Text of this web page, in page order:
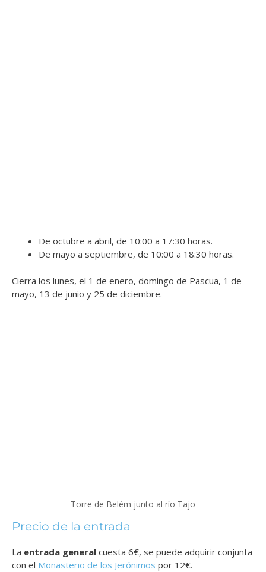
De octubre a abril, de 10:00 a 17:30 horas.
De mayo a septiembre, de 10:00 a 18:30 horas.
Cierra los lunes, el 1 de enero, domingo de Pascua, 1 de
mayo, 13 de junio y 25 de diciembre.
Torre de Belém junto al río Tajo
Precio de la entrada
La entrada general cuesta 6€, se puede adquirir conjunta
con el Monasterio de los Jerónimos por 12€.